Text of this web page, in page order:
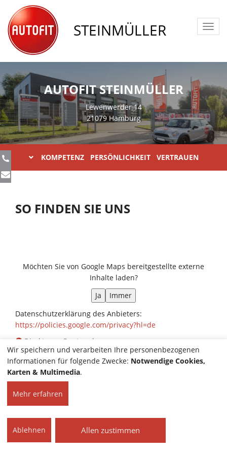
STEINMÜLLER
AUTOFIT STEINMÜLLER
Lewenwerder 14
21079 Hamburg
KOMPETENZ PERSÖNLICHKEIT VERTRAUEN
SO FINDEN SIE UNS
Möchten Sie von Google Maps bereitgestellte externe
Inhalte laden?
Ja
Immer
Datenschutzerklärung des Anbieters:
https://policies.google.com/privacy?hl=de
Direkt zum Routenplaner
Technik GmbH | Alle
Rechte vorbehalten.
COOKIE-EINSTELLUNGEN
Wir speichern und verarbeiten Ihre personenbezogenen
Informationen für folgende Zwecke: Notwendige Cookies,
Karten & Multimedia.
Mehr erfahren
Ablehnen Allen zustimmen